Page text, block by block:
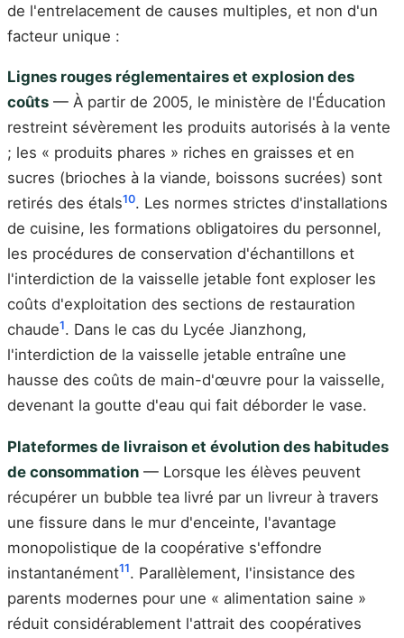
de l'entrelacement de causes multiples, et non d'un
facteur unique :
Lignes rouges réglementaires et explosion des
coûts — À partir de 2005, le ministère de l'Éducation
restreint sévèrement les produits autorisés à la vente
; les « produits phares » riches en graisses et en
sucres (brioches à la viande, boissons sucrées) sont
retirés des étals10. Les normes strictes d'installations
de cuisine, les formations obligatoires du personnel,
les procédures de conservation d'échantillons et
l'interdiction de la vaisselle jetable font exploser les
coûts d'exploitation des sections de restauration
chaude1. Dans le cas du Lycée Jianzhong,
l'interdiction de la vaisselle jetable entraîne une
hausse des coûts de main-d'œuvre pour la vaisselle,
devenant la goutte d'eau qui fait déborder le vase.
Plateformes de livraison et évolution des habitudes
de consommation — Lorsque les élèves peuvent
récupérer un bubble tea livré par un livreur à travers
une fissure dans le mur d'enceinte, l'avantage
monopolistique de la coopérative s'effondre
instantanément11. Parallèlement, l'insistance des
parents modernes pour une « alimentation saine »
réduit considérablement l'attrait des coopératives